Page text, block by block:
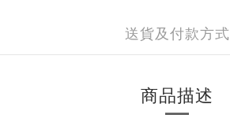
送貨及付款方式
商品描述